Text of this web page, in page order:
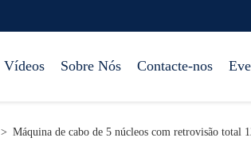
Vídeos Sobre Nós Contacte-nos
> Máquina de cabo de 5 núcleos com retrovisão total